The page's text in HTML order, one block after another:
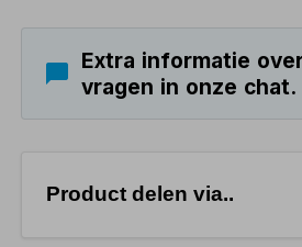
Extra informatie
vragen in onze chat.
Product delen via..